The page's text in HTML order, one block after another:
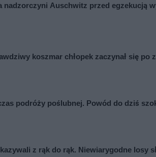
Auschwitz przed egzekucją
koszmar chłopek zaczynał się po
podróży poślubnej. Powód do dziś
z rąk do rąk. Niewiarygodne losy